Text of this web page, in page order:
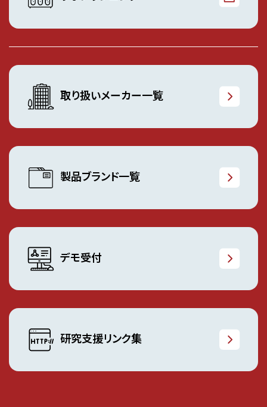
取り扱いメーカー一覧
製品ブランド一覧
デモ受付
研究支援リンク集